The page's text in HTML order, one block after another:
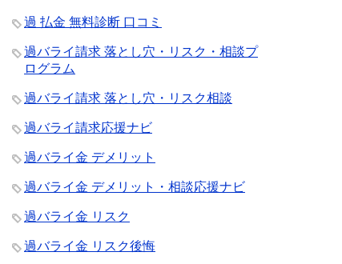
過 払金 無料診断 口コミ
過バライ請求 落とし穴・リスク・相談プ
ログラム
過バライ請求 落とし穴・リスク相談
過バライ請求応援ナビ
過バライ金 デメリット
過バライ金 デメリット・相談応援ナビ
過バライ金 リスク
過バライ金 リスク後悔